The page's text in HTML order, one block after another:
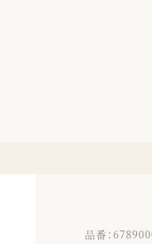
品番：